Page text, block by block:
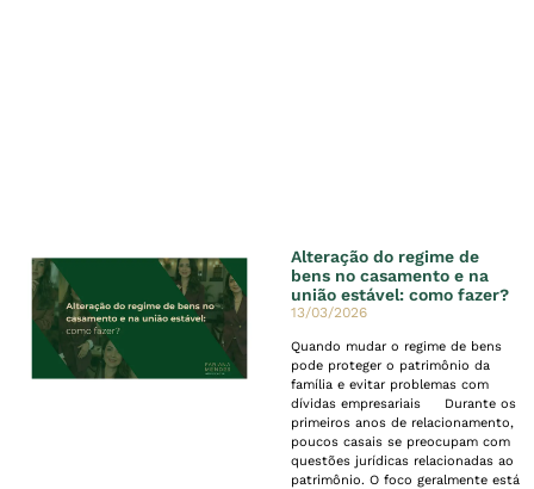
Alteração do regime de
bens no casamento e na
união estável: como fazer?
13/03/2026
Quando mudar o regime de bens
pode proteger o patrimônio da
família e evitar problemas com
dívidas empresariais Durante os
primeiros anos de relacionamento,
poucos casais se preocupam com
questões jurídicas relacionadas ao
patrimônio. O foco geralmente está